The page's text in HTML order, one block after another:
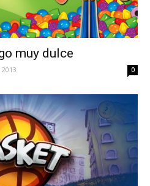
muy dulce
0